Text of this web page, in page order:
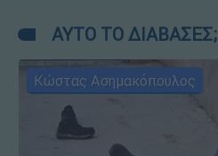
ΑΥΤΟ ΤΟ ΔΙΑΒΑΣΕΣ;
Κώστας Ασημακόπουλος